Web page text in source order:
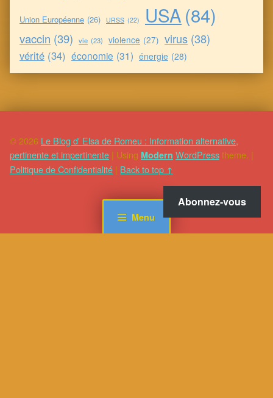
Menu
Union Européenne (26) URSS (22) USA(84)
vaccin (39) vie (23) violence (27) virus (38)
vérité (34) économie (31) énergie (28)
© 2026 Le Blog d' Elsa de Romeu : Information alternative,
pertinente et impertinente | Using Modern WordPresstheme. |
Politique de Confidentialité | Back to top ↑
Abonnez-vous